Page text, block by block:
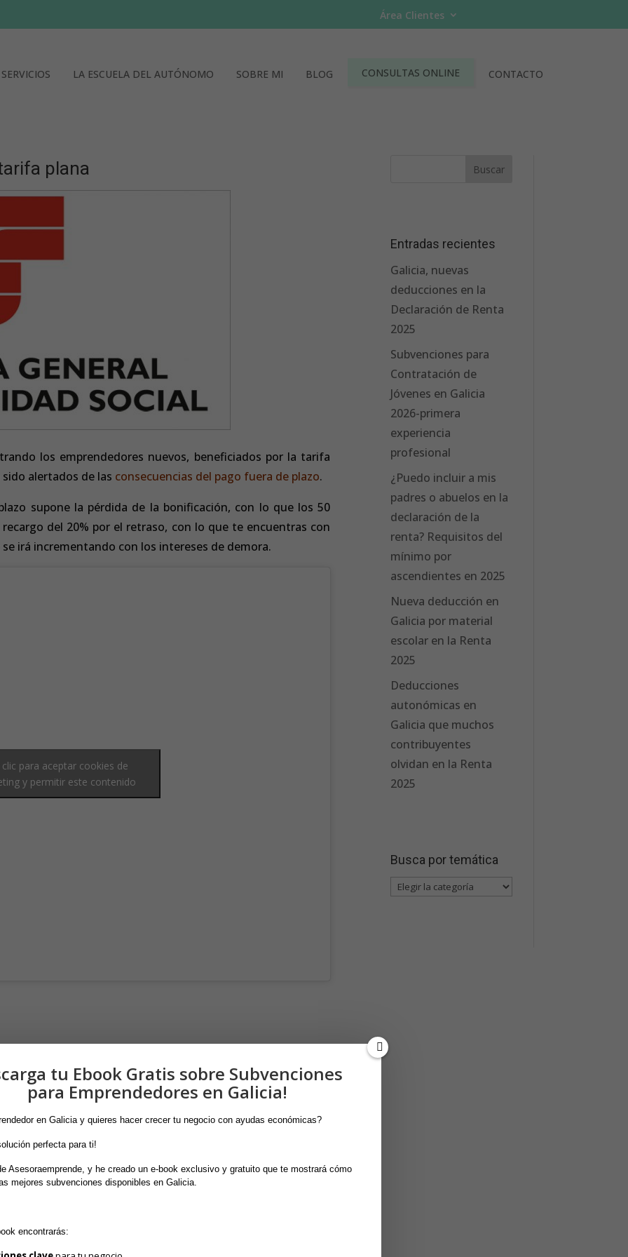
Área Clientes
SERVICIOS LA ESCUELA DEL AUTÓNOMO SOBRE MI BLOG CONSULTAS ONLINE CONTACTO
plana
los emprendedores nuevos, beneficiados por la tarifa
alertados de las consecuencias del pago fuera de plazo.
supone la pérdida de la bonificación, con lo que los 50
del 20% por el retraso, con lo que te encuentras con
irá incrementando con los intereses de demora.
clic para aceptar cookies de
y permitir este contenido
publicada.Los campos obligatorios están marcados con
Entradas recientes
Galicia, nuevas
deducciones en la
Declaración de Renta
2025
Subvenciones para
Contratación de
Jóvenes en Galicia
2026-primera
experiencia
profesional
¿Puedo incluir a mis
padres o abuelos en la
declaración de la
renta? Requisitos del
mínimo por
ascendientes en 2025
Nueva deducción en
Galicia por material
escolar en la Renta
2025
Deducciones
autonómicas en
Galicia que muchos
contribuyentes
olvidan en la Renta
2025
Busca por temática
Busca
tu Ebook Gratis sobre Subvenciones
para Emprendedores en Galicia!
en Galicia y quieres hacer crecer tu negocio con ayudas económicas?
perfecta para ti!
Asesoraemprende, y he creado un e-book exclusivo y gratuito que te mostrará cómo
mejores subvenciones disponibles en Galicia.
encontrarás: